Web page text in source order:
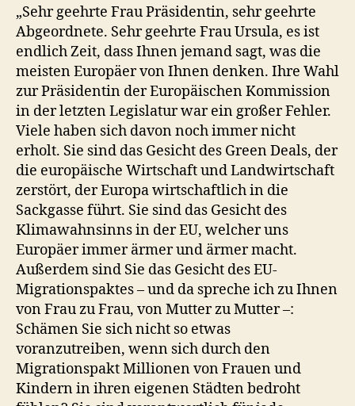
„Sehr geehrte Frau Präsidentin, sehr geehrte
Abgeordnete. Sehr geehrte Frau Ursula, es ist
endlich Zeit, dass Ihnen jemand sagt, was die
meisten Europäer von Ihnen denken. Ihre Wahl
zur Präsidentin der Europäischen Kommission
in der letzten Legislatur war ein großer Fehler.
Viele haben sich davon noch immer nicht
erholt. Sie sind das Gesicht des Green Deals, der
die europäische Wirtschaft und Landwirtschaft
zerstört, der Europa wirtschaftlich in die
Sackgasse führt. Sie sind das Gesicht des
Klimawahnsinns in der EU, welcher uns
Europäer immer ärmer und ärmer macht.
Außerdem sind Sie das Gesicht des EU-
Migrationspaktes – und da spreche ich zu Ihnen
von Frau zu Frau, von Mutter zu Mutter –:
Schämen Sie sich nicht so etwas
voranzutreiben, wenn sich durch den
Migrationspakt Millionen von Frauen und
Kindern in ihren eigenen Städten bedroht